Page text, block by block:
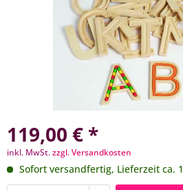
119,00 € *
inkl. MwSt.zzgl. Versandkosten
Sofort versandfertig, Lieferzeit ca.